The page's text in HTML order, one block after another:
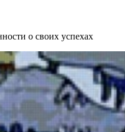
о своих успехах